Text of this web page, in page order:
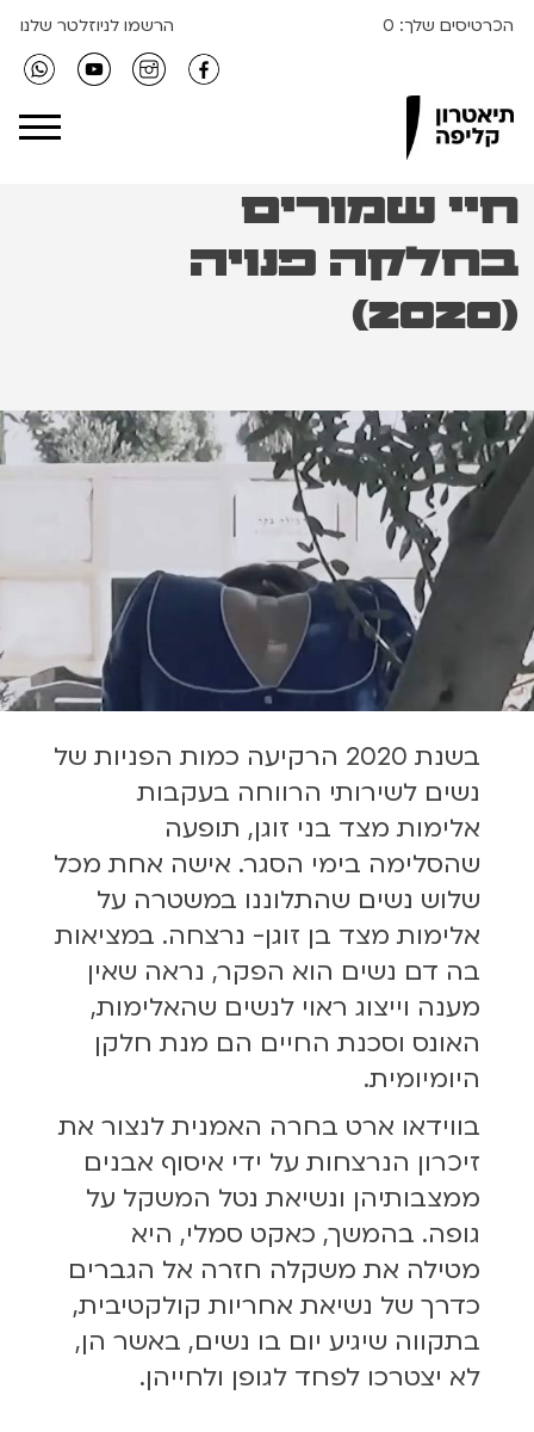
הכרטיסים שלך: 0 הרשמו לניוזלטר שלנו
Clipa Theater
חיי שמורים
בחלקה פנויה
(2020)
בשנת 2020 הרקיעה כמות הפניות של
נשים לשירותי הרווחה בעקבות
אלימות מצד בני זוגן, תופעה
שהסלימה בימי הסגר. אישה אחת מכל
שלוש נשים שהתלוננו במשטרה על
אלימות מצד בן זוגן- נרצחה. במציאות
בה דם נשים הוא הפקר, נראה שאין
מענה וייצוג ראוי לנשים שהאלימות,
האונס וסכנת החיים הם מנת חלקן
היומיומית.
בווידאו ארט בחרה האמנית לנצור את
זיכרון הנרצחות על ידי איסוף אבנים
ממצבותיהן ונשיאת נטל המשקל על
גופה. בהמשך, כאקט סמלי, היא
מטילה את משקלה חזרה אל הגברים
כדרך של נשיאת אחריות קולקטיבית,
בתקווה שיגיע יום בו נשים, באשר הן,
לא יצטרכו לפחד לגופן ולחייהן.